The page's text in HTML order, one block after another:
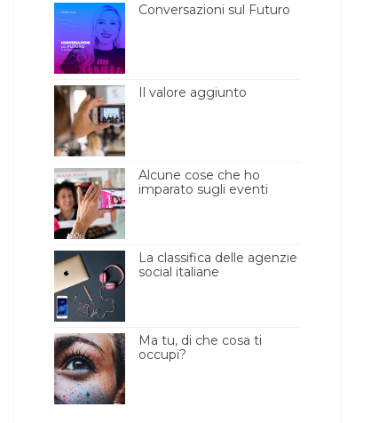
Conversazioni sul Futuro
Il valore aggiunto
Alcune cose che ho
imparato sugli eventi
La classifica delle agenzie
social italiane
Ma tu, di che cosa ti
occupi?